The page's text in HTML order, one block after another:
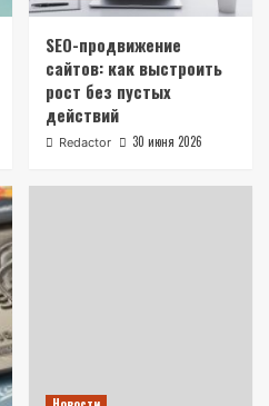
SEO-продвижение
сайтов: как выстроить
рост без пустых
действий
Redactor 30 июня 2026